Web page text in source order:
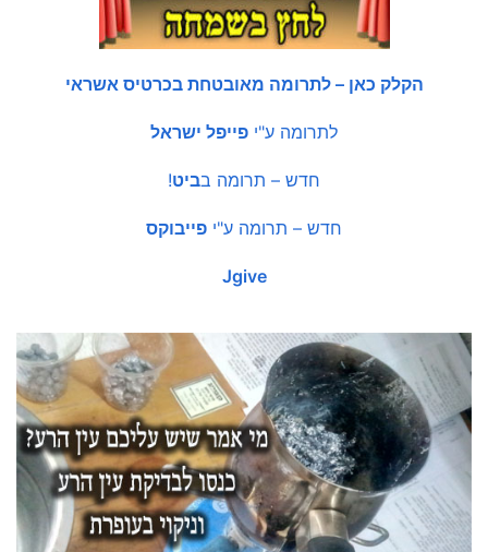
הקלק כאן – לתרומה מאובטחת בכרטיס אשראי
לתרומה ע"י פייפל ישראל
חדש – תרומה בביט!
חדש – תרומה ע"י פייבוקס
Jgive